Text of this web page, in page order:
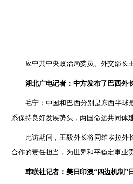
应中共中央政治局委员、外交部长
湖北广电记者：中方发布了巴西外
毛宁：中国和巴西分别是东西半球
系保持良好发展势头，两国命运共同体
此访期间，王毅外长将同维埃拉外
合作的责任担当，为世界和平稳定事业
韩联社记者：美日印澳“四边机制”